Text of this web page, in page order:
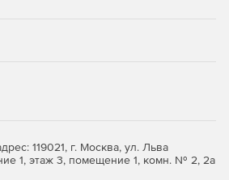
кадастровых выписок,
форматов с заданием схем связи
119021, г. Москва, ул. Льва
1, этаж 3, помещение 1, комн. № 2, 2а